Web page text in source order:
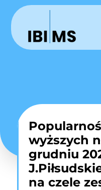
wyższych
grudniu
na czele